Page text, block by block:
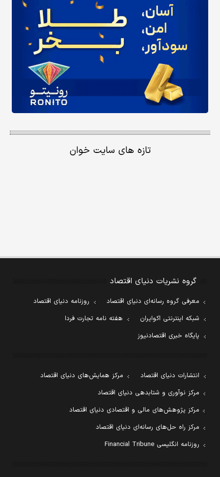
تازه های سایت خوان
گروه نشریات دنیای اقتصاد
معرفی گروه رسانه‌ای دنیای اقتصاد
روزنامه دنیای اقتصاد
شبکه اینترنتی اکوایران
هفته نامه تجارت فردا
پایگاه خبری اقتصادنیوز
انتشارات دنیای اقتصاد
مرکز همایش‌های دنیای اقتصاد
مرکز نوآوری و شتابدهی دنیای اقتصاد
مرکز پژوهش‌های مالی و اقتصادی دنیای اقتصاد
مرکز راه حل‌های رسانه‌ای دنیای اقتصاد
روزنامه انگلیسی Financial Tribune